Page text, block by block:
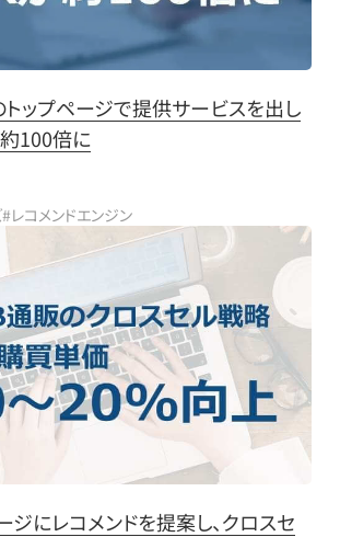
トップページで提供サービスを出し
100倍に
#レコメンドエンジン
にレコメンドを提案し、クロスセ